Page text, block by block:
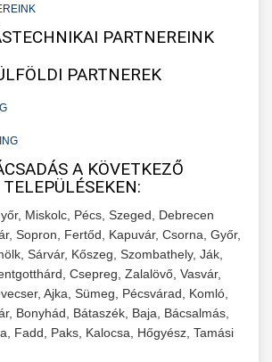
PARTNEREINK
PARTNEREK
A KÖVETKEZŐ
TELEPÜLÉSEKEN:
Miskolc, Pécs, Szeged, Debrecen
Sopron, Fertőd, Kapuvár, Csorna, Győr,
Sárvár, Kőszeg, Szombathely, Ják,
Csepreg, Zalalövő, Vasvár,
Ajka, Sümeg, Pécsvárad, Komló,
Bonyhád, Bátaszék, Baja, Bácsalmás,
Fadd, Paks, Kalocsa, Hőgyész, Tamási